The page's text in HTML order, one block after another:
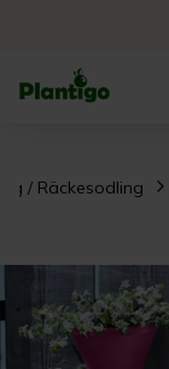
/ Räckesodling